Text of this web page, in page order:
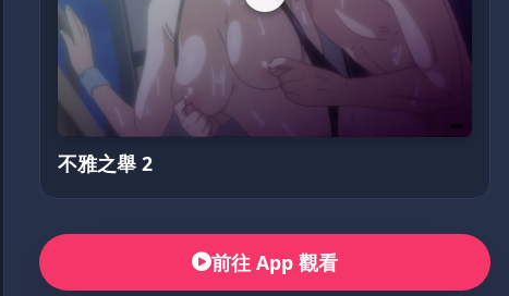
不雅之舉 2
前往 App 觀看